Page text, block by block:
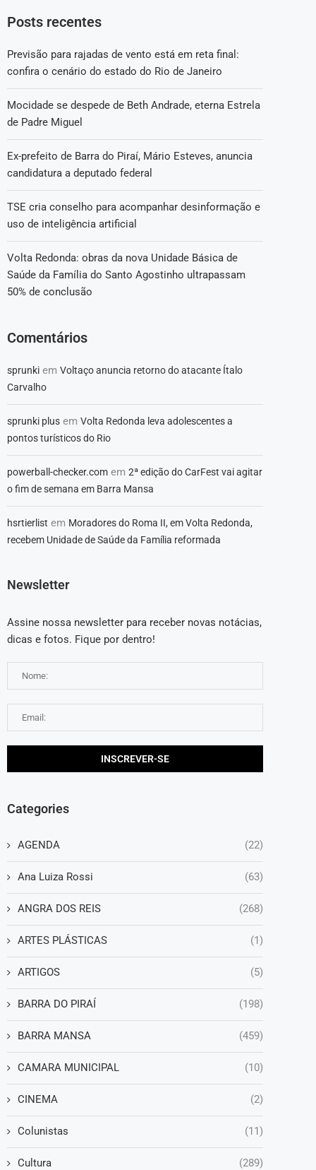
Posts recentes
Previsão para rajadas de vento está em reta final:
confira o cenário do estado do Rio de Janeiro
Mocidade se despede de Beth Andrade, eterna Estrela
de Padre Miguel
Ex-prefeito de Barra do Piraí, Mário Esteves, anuncia
candidatura a deputado federal
TSE cria conselho para acompanhar desinformação e
uso de inteligência artificial
Volta Redonda: obras da nova Unidade Básica de
Saúde da Família do Santo Agostinho ultrapassam
50% de conclusão
Comentários
sprunki em Voltaço anuncia retorno do atacante Ítalo
Carvalho
sprunki plus em Volta Redonda leva adolescentes a
pontos turísticos do Rio
powerball-checker.com em 2ª edição do CarFest vai agitar
o fim de semana em Barra Mansa
hsrtierlist em Moradores do Roma II, em Volta Redonda,
recebem Unidade de Saúde da Família reformada
Newsletter
Assine nossa newsletter para receber novas notácias,
dicas e fotos. Fique por dentro!
Categories
AGENDA (22)
Ana Luiza Rossi (63)
ANGRA DOS REIS (268)
ARTES PLÁSTICAS (1)
ARTIGOS (5)
BARRA DO PIRAÍ (198)
BARRA MANSA (459)
CAMARA MUNICIPAL (10)
CINEMA (2)
Colunistas (11)
Cultura (289)